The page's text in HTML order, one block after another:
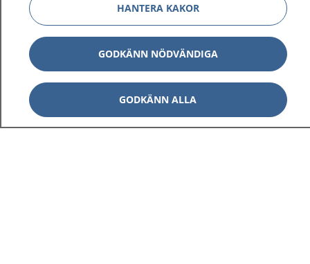
1177 på flera språk Visa
Om 1177 Visa
Kontakt Visa
HANTERA KAKOR
GODKÄNN NÖDVÄNDIGA
GODKÄNN ALLA